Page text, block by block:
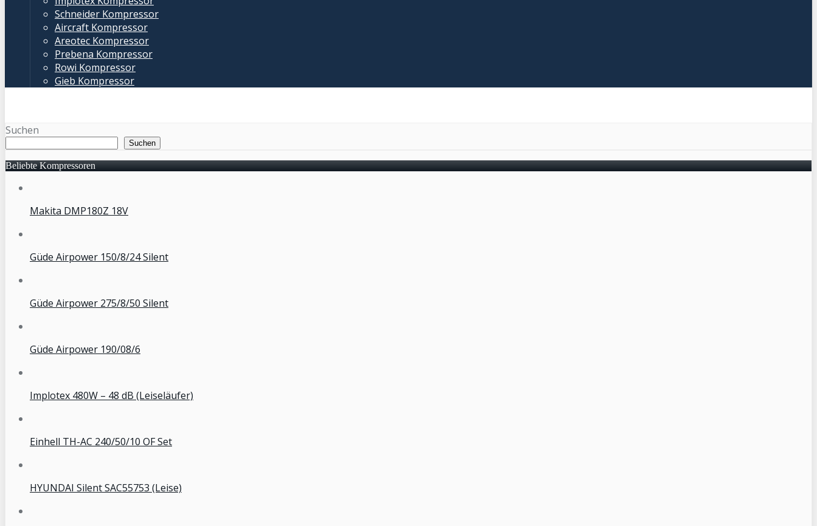
Schneider Kompressor
Aircraft Kompressor
Areotec Kompressor
Prebena Kompressor
Rowi Kompressor
Gieb Kompressor
Suchen
Suchen
Beliebte Kompressoren
Makita DMP180Z 18V
Güde Airpower 150/8/24 Silent
Güde Airpower 275/8/50 Silent
Güde Airpower 190/08/6
Implotex 480W – 48 dB (Leiseläufer)
Einhell TH-AC 240/50/10 OF Set
HYUNDAI Silent SAC55753 (Leise)